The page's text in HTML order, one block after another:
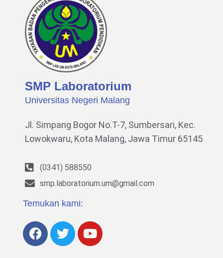
SMP Laboratorium
Universitas Negeri Malang
Jl. Simpang Bogor No.T-7, Sumbersari, Kec.
Lowokwaru, Kota Malang, Jawa Timur 65145
(0341) 588550
smp.laboratorium.um@gmail.com
Temukan kami: